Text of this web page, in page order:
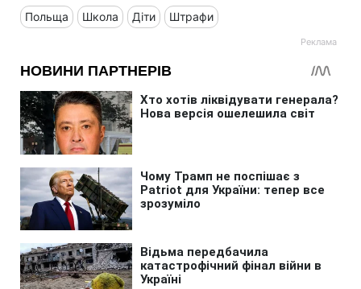
Польща Школа Діти Штрафи